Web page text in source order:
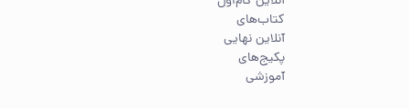
کتاب‌های
آنلاین نهایی
پکیج‌های
آموزشی